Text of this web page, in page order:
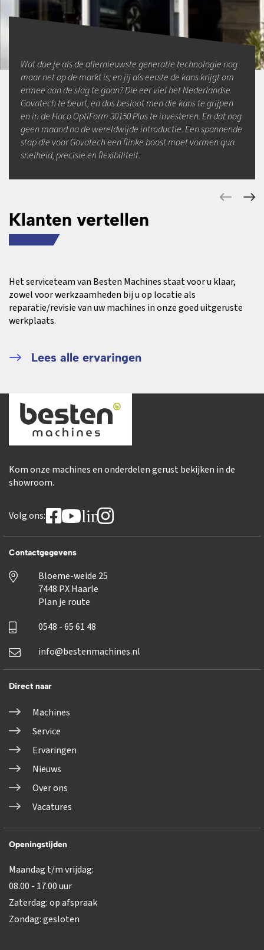
Klanten vertellen
Het serviceteam van Besten Machines staat voor u klaar,
zowel voor werkzaamheden bij u op locatie als
reparatie/revisie van uw machines in onze goed uitgeruste
werkplaats.
Lees alle ervaringen
Wat doe je als de allernieuwste generatie technologie nog
maar net op de markt is; en jij als eerste de kans krijgt om
ermee aan de slag te gaan? Die eer viel het Nederlandse
Govatech te beurt, en dus besloot men die kans te grijpen
en in de Haco OptiForm 30150 Plus te investeren. En dat nog
geen maand na de wereldwijde introductie. Een spannende
stap die voor Govatech een flinke boost moet vormen qua
snelheid, precisie en flexibiliteit.
Kom onze machines en onderdelen gerust bekijken in de
showroom.
Volg ons: linkedin
Contactgegevens
Bloeme-weide 25
7448 PX Haarle
Plan je route
0548 - 65 61 48
info@bestenmachines.nl
Direct naar
Machines
Service
Ervaringen
Nieuws
Over ons
Vacatures
Openingstijden
Maandag t/m vrijdag:
08.00 - 17.00 uur
Zaterdag: op afspraak
Zondag: gesloten